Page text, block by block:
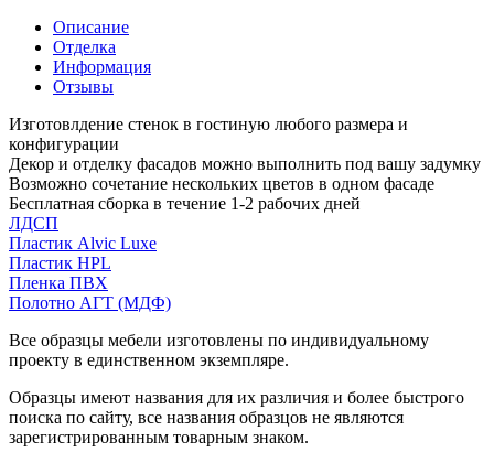
Описание
Отделка
Информация
Отзывы
Изготовлдение стенок в гостиную любого размера и
конфигурации
Декор и отделку фасадов можно выполнить под вашу задумку
Возможно сочетание нескольких цветов в одном фасаде
Бесплатная сборка в течение 1-2 рабочих дней
ЛДСП
Пластик Alvic Luxe
Пластик HPL
Пленка ПВХ
Полотно АГТ (МДФ)
Все образцы мебели изготовлены по индивидуальному
проекту в единственном экземпляре.
Образцы имеют названия для их различия и более быстрого
поиска по сайту, все названия образцов не являются
зарегистрированным товарным знаком.